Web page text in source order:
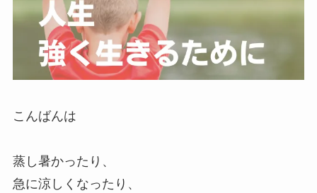
こんばんは
蒸し暑かったり、
急に涼しくなったり、